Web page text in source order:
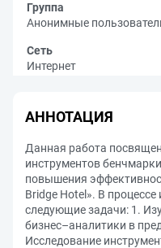
Группа
Анонимные
Сеть
Интернет
АННОТАЦИЯ
Данная работа
инструментов
повышения
Bridge Hotel». В
следующие задачи: 1.
бизнес–аналитики в
Исследование